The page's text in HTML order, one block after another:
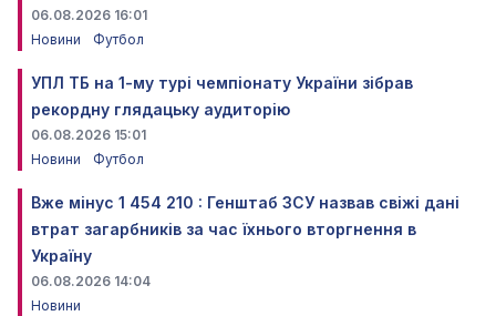
06.08.2026 16:01
Новини
Футбол
УПЛ ТБ на 1-му турі чемпіонату України зібрав
рекордну глядацьку аудиторію
06.08.2026 15:01
Новини
Футбол
Вже мінус 1 454 210 : Генштаб ЗСУ назвав свіжі дані
втрат загарбників за час їхнього вторгнення в
Україну
06.08.2026 14:04
Новини